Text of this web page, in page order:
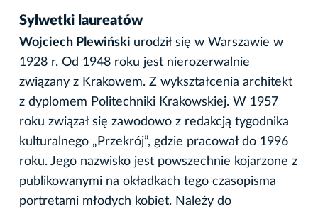
Sylwetki laureatów
Wojciech Plewiński urodził się w Warszawie w
1928 r. Od 1948 roku jest nierozerwalnie
związany z Krakowem. Z wykształcenia architekt
z dyplomem Politechniki Krakowskiej. W 1957
roku związał się zawodowo z redakcją tygodnika
kulturalnego „Przekrój”, gdzie pracował do 1996
roku. Jego nazwisko jest powszechnie kojarzone z
publikowanymi na okładkach tego czasopisma
portretami młodych kobiet. Należy do